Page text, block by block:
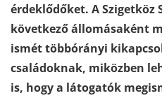
érdeklődőket. A Szigetköz
következő állomásaként
ismét többórányi
családoknak, miközben
is, hogy a látogatók